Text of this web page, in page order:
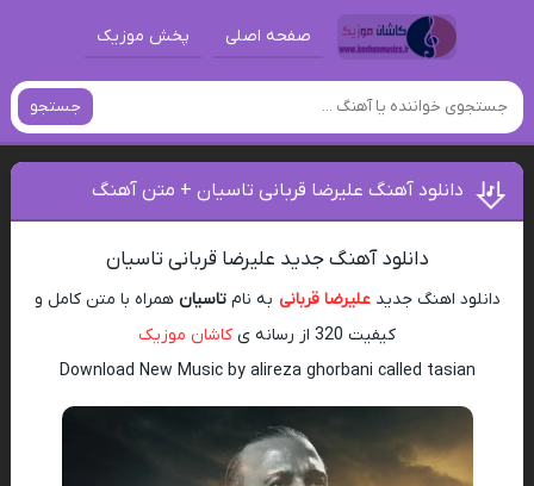
صفحه اصلی پخش موزیک
جستجو
دانلود آهنگ علیرضا قربانی تاسیان + متن آهنگ
دانلود آهنگ جدید علیرضا قربانی تاسیان
دانلود اهنگ جدیدعلیرضا قربانی به نامتاسیان همراه با متن کامل و
کیفیت 320 از رسانه ی
کاشان موزیک
Download New Music by alireza ghorbani called tasian